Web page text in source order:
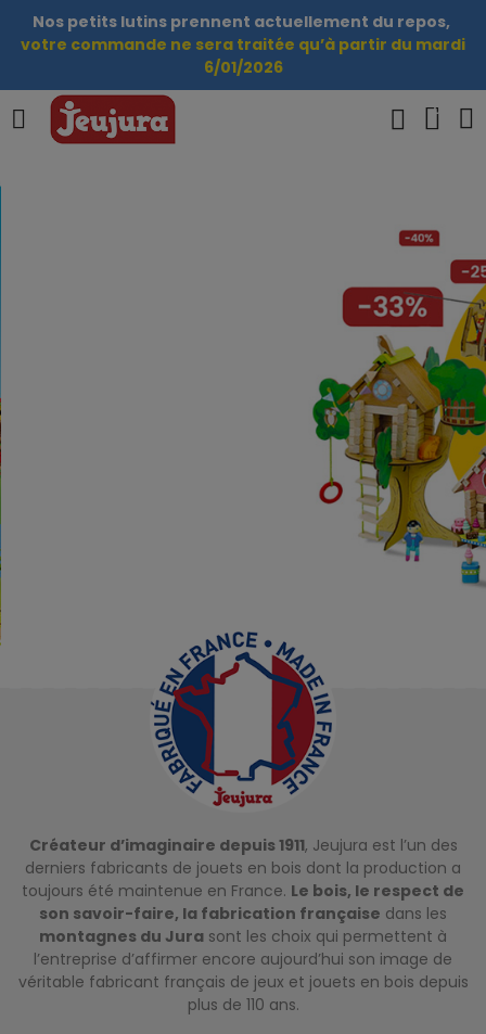
Nos petits lutins prennent actuellement du repos,
votre commande ne sera traitée qu’à partir du mardi
6/01/2026
0
Créateur d’imaginaire depuis 1911, Jeujura est l’un des
derniers fabricants de jouets en bois dont la production a
toujours été maintenue en France. Le bois, le respect de
son savoir-faire, la fabrication française dans les
montagnes du Jura sont les choix qui permettent à
l’entreprise d’affirmer encore aujourd’hui son image de
véritable fabricant français de jeux et jouets en bois depuis
plus de 110 ans.